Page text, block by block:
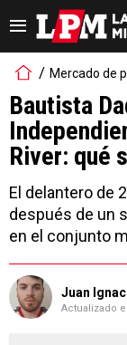
Mercado de
Bautista
River: qué
El delantero de
después de un
en el conjunto
Juan
Actualizado el